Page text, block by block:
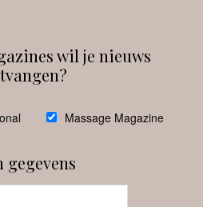
wil je nieuws
Massage Magazine
gegevens